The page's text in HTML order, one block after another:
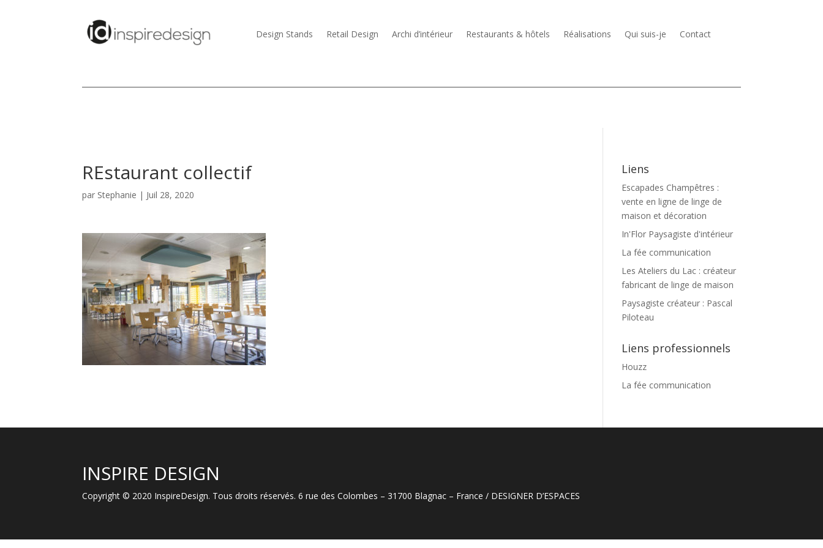
Design Stands Retail Design Archi d’intérieur Restaurants & hôtels Réalisations Qui suis-je Contact
REstaurant collectif
par Stephanie | Juil 28, 2020
Liens
Escapades Champêtres :
vente en ligne de linge de
maison et décoration
In'Flor Paysagiste d'intérieur
La fée communication
Les Ateliers du Lac : créateur
fabricant de linge de maison
Paysagiste créateur : Pascal
Piloteau
Liens professionnels
Houzz
La fée communication
INSPIRE DESIGN
Copyright © 2020 InspireDesign. Tous droits réservés. 6 rue des Colombes – 31700 Blagnac – France / DESIGNER D’ESPACES